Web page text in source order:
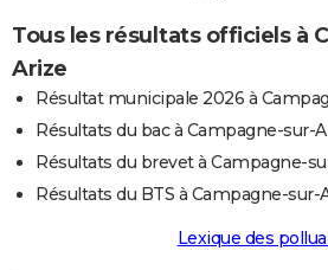
Tous les résultats officiels à
Arize
Résultat municipale 2026 à
Résultats du bac à Campagne-sur-
Résultats du brevet à Campagne-
Résultats du BTS à Campagne-sur-
Lexique des